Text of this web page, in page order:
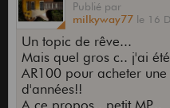
Publié par
milkyway77 le 16
Un topic de rêve...
Mais quel gros c.. j'ai
AR100 pour acheter
d'années!!
A ce propos.. petit MP...